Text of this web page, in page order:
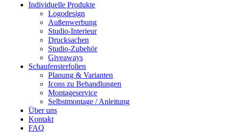
Individuelle Produkte
Logodesign
Außenwerbung
Studio-Interieur
Drucksachen
Studio-Zubehör
Giveaways
Schaufensterfolien
Planung & Varianten
Icons zu Behandlungen
Montageservice
Selbstmontage / Anleitung
Über uns
Kontakt
FAQ